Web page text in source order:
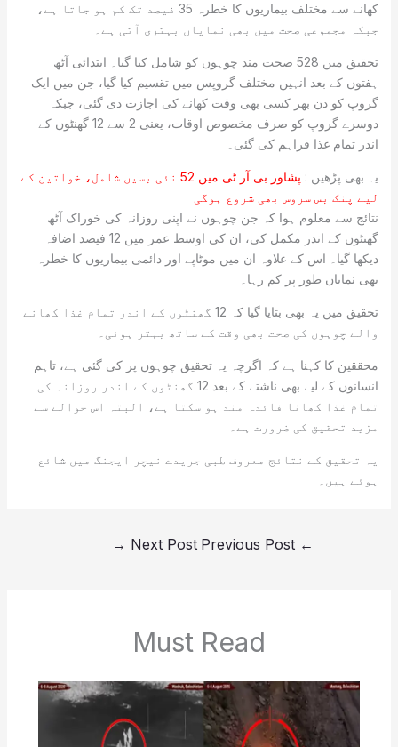
کھانے سے مختلف بیماریوں کا خطرہ 35 فیصد تک کم ہو جاتا ہے،
جبکہ مجموعی صحت میں بھی نمایاں بہتری آتی ہے۔
تحقیق میں 528 صحت مند چوہوں کو شامل کیا گیا۔ ابتدائی آٹھ
ہفتوں کے بعد انہیں مختلف گروپس میں تقسیم کیا گیا، جن میں ایک
گروپ کو دن بھر کسی بھی وقت کھانے کی اجازت دی گئی، جبکہ
دوسرے گروپ کو صرف مخصوص اوقات، یعنی 2 سے 12 گھنٹوں کے
اندر تمام غذا فراہم کی گئی۔
یہ بھی پڑھیں :
پشاور بی آر ٹی میں 52 نئی بسیں شامل، خواتین کے
لیے پنک بس سروس بھی شروع ہوگی
نتائج سے معلوم ہوا کہ جن چوہوں نے اپنی روزانہ کی خوراک آٹھ
گھنٹوں کے اندر مکمل کی، ان کی اوسط عمر میں 12 فیصد اضافہ
دیکھا گیا۔ اس کے علاوہ ان میں موٹاپے اور دائمی بیماریوں کا خطرہ
بھی نمایاں طور پر کم رہا۔
تحقیق میں یہ بھی بتایا گیا کہ 12 گھنٹوں کے اندر تمام غذا کھانے
والے چوہوں کی صحت بھی وقت کے ساتھ بہتر ہوئی۔
محققین کا کہنا ہے کہ اگرچہ یہ تحقیق چوہوں پر کی گئی ہے، تاہم
انسانوں کے لیے بھی ناشتے کے بعد 12 گھنٹوں کے اندر روزانہ کی
تمام غذا کھانا فائدہ مند ہو سکتا ہے، البتہ اس حوالے سے
مزید تحقیق کی ضرورت ہے۔
یہ تحقیق کے نتائج معروف طبی جریدے نیچر ایجنگ میں شائع
ہوئے ہیں۔
←
Next Post
→
Must Read